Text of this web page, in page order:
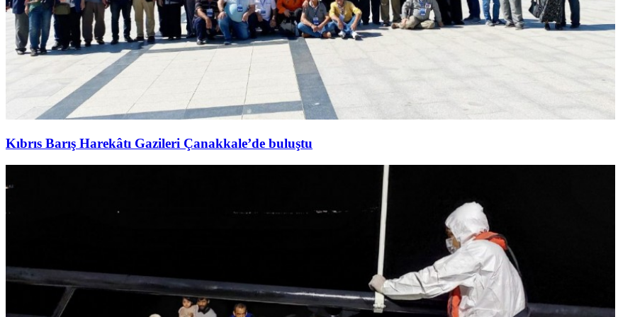
Kıbrıs Barış Harekâtı Gazileri Çanakkale’de buluştu